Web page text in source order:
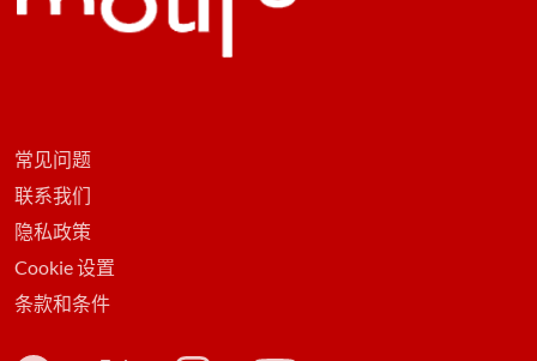
常见问题
联系我们
隐私政策
Cookie 设置
条款和条件